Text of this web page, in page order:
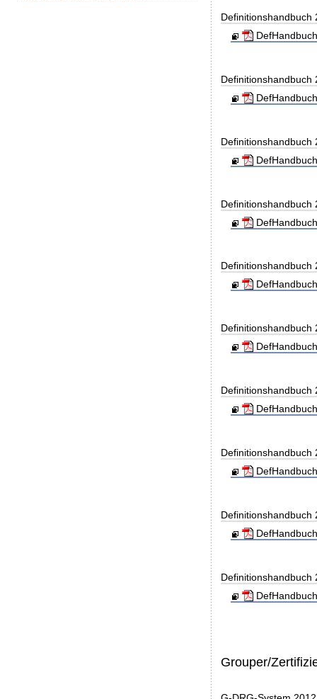
Definitionshandbuch
Definitionshandbuch
Definitionshandbuch
Definitionshandbuch
Definitionshandbuch
Definitionshandbuch
Definitionshandbuch
Definitionshandbuch
Definitionshandbuch
Definitionshandbuch
Grouper/